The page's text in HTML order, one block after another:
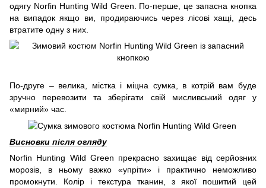
одягу Norfin Hunting Wild Green. По-перше, це запасна кнопка
на випадок якщо ви, продираючись через лісові хащі, десь
втратите одну з них.
По-друге – велика, містка і міцна сумка, в котрій вам буде
зручно перевозити та зберігати свій мисливський одяг у
«мирний» час.
Висновки після огляду
Norfin Hunting Wild Green прекрасно захищає від серйозних
морозів, в ньому важко «упріти» і практично неможливо
промокнути. Колір і текстура тканин, з якої пошитий цей